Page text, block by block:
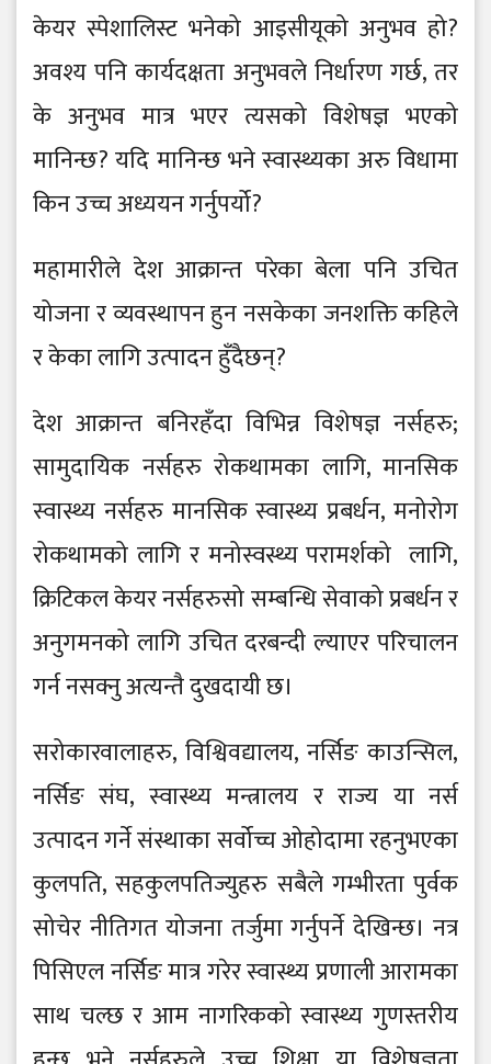
केयर स्पेशालिस्ट भनेको आइसीयूको अनुभव हो?
अवश्य पनि कार्यदक्षता अनुभवले निर्धारण गर्छ, तर
के अनुभव मात्र भएर त्यसको विशेषज्ञ भएको
मानिन्छ? यदि मानिन्छ भने स्वास्थ्यका अरु विधामा
किन उच्च अध्ययन गर्नुपर्यो?
महामारीले देश आक्रान्त परेका बेला पनि उचित
योजना र व्यवस्थापन हुन नसकेका जनशक्ति कहिले
र केका लागि उत्पादन हुँदैछन्?
देश आक्रान्त बनिरहँदा विभिन्न विशेषज्ञ नर्सहरु;
सामुदायिक नर्सहरु रोकथामका लागि, मानसिक
स्वास्थ्य नर्सहरु मानसिक स्वास्थ्य प्रबर्धन, मनोरोग
रोकथामको लागि र मनोस्वस्थ्य परामर्शको लागि,
क्रिटिकल केयर नर्सहरुसो सम्बन्धि सेवाको प्रबर्धन र
अनुगमनको लागि उचित दरबन्दी ल्याएर परिचालन
गर्न नसक्नु अत्यन्तै दुखदायी छ।
सरोकारवालाहरु, विश्विवद्यालय, नर्सिङ काउन्सिल,
नर्सिङ संघ, स्वास्थ्य मन्त्रालय र राज्य या नर्स
उत्पादन गर्ने संस्थाका सर्वोच्च ओहोदामा रहनुभएका
कुलपति, सहकुलपतिज्युहरु सबैले गम्भीरता पुर्वक
सोचेर नीतिगत योजना तर्जुमा गर्नुपर्ने देखिन्छ। नत्र
पिसिएल नर्सिङ मात्र गरेर स्वास्थ्य प्रणाली आरामका
साथ चल्छ र आम नागरिकको स्वास्थ्य गुणस्तरीय